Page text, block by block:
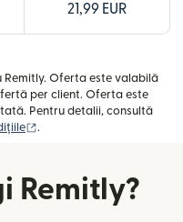
21,99 EUR
Remitly. Oferta este valabilă
per client. Oferta este
Pentru detalii, consultă
.
Remitly?